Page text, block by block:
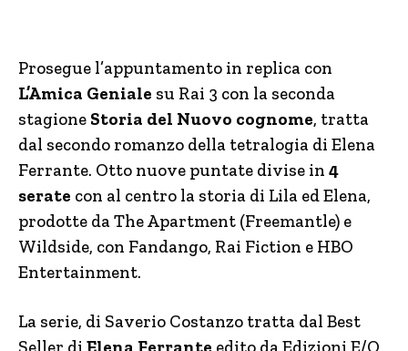
Prosegue l’appuntamento in replica con
L’Amica Geniale su Rai 3 con la seconda
stagione Storia del Nuovo cognome, tratta
dal secondo romanzo della tetralogia di Elena
Ferrante. Otto nuove puntate divise in 4
serate con al centro la storia di Lila ed Elena,
prodotte da The Apartment (Freemantle) e
Wildside, con Fandango, Rai Fiction e HBO
Entertainment.
La serie, di Saverio Costanzo tratta dal Best